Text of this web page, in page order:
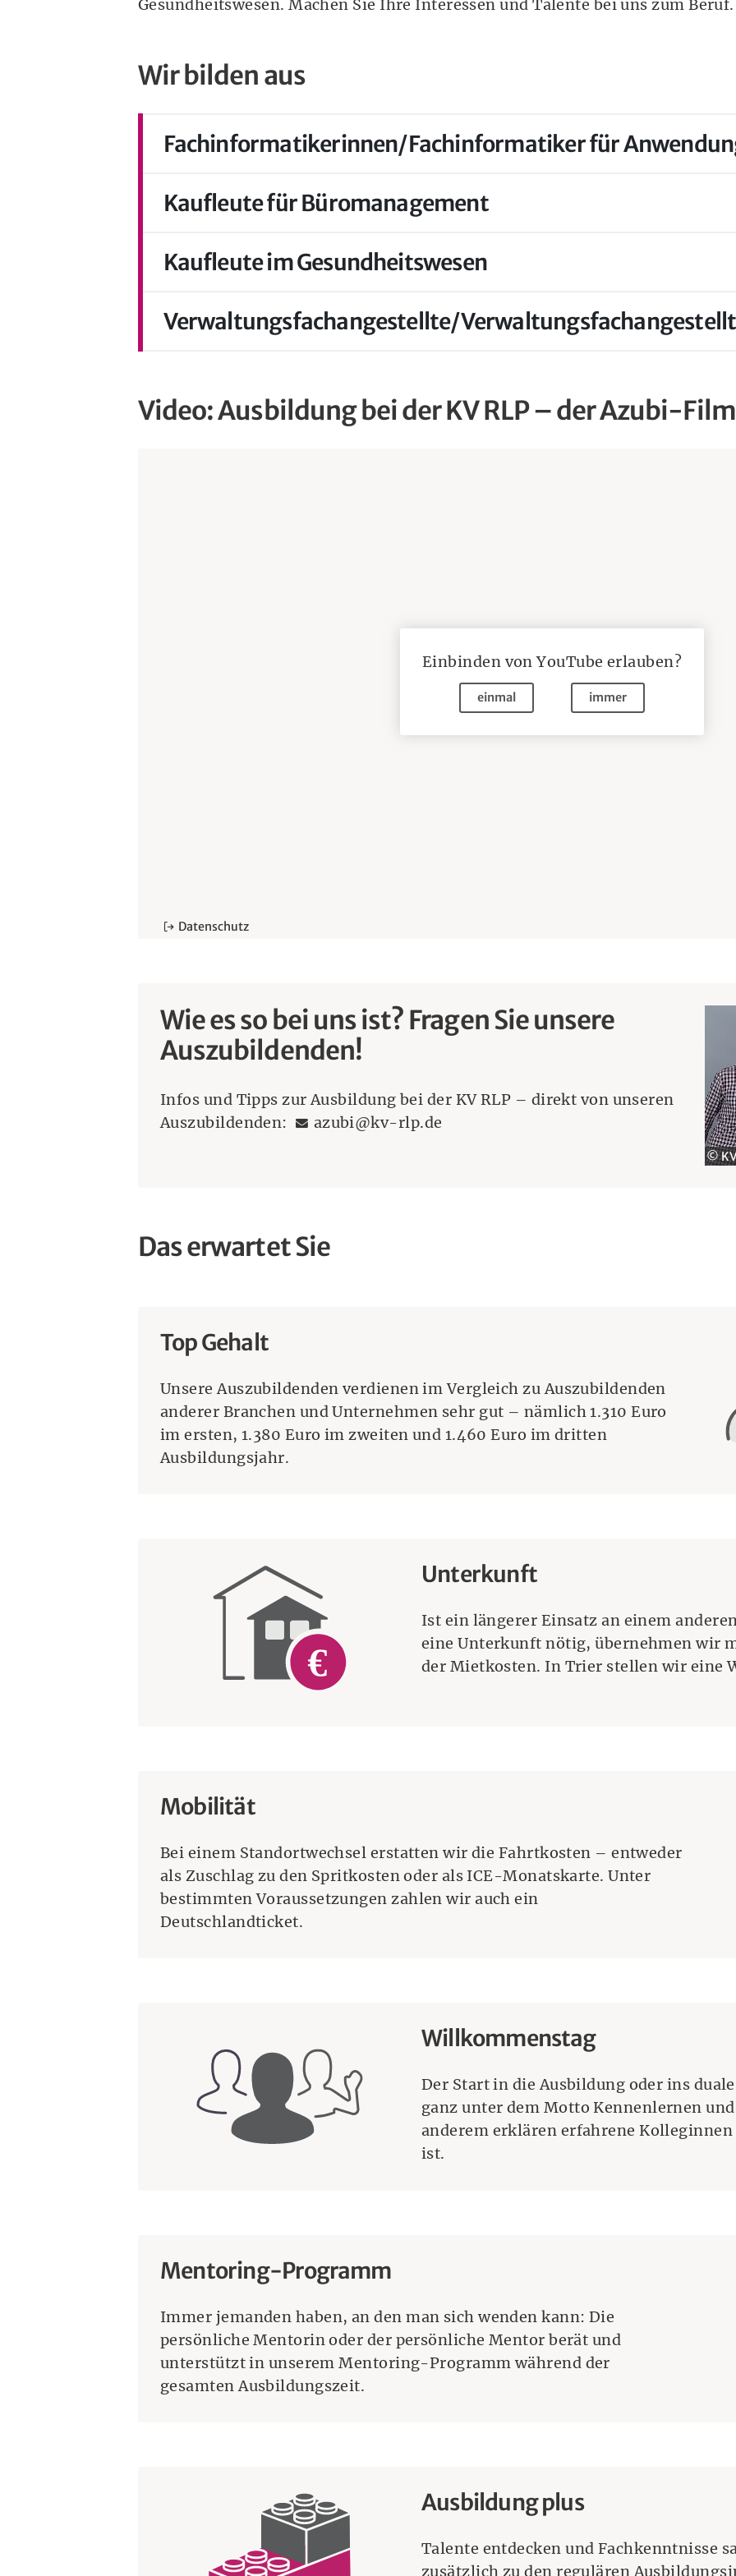
Gesundheitswesen. Machen Sie Ihre Interessen und Talente bei uns zum Beruf.
Wir bilden aus
Fachinformatikerinnen/Fachinformatiker für
Kaufleute für Büromanagement
Kaufleute im Gesundheitswesen
Verwaltungsfachangestellte/
Video: Ausbildung bei der KV RLP – der Azubi-Film
Einbinden vonYouTube erlauben?
einmal immer
Datenschutz
©
Wie es so bei uns ist? Fragen Sie unsere
Auszubildenden!
Infos und Tipps zur Ausbildung bei der KV RLP – direkt von unseren
Auszubildenden:
E-Mailadresse:
azubi@kv-rlp.de
Das erwartet Sie
Top Gehalt
Unsere Auszubildenden verdienen im Vergleich zu Auszubildenden
anderer Branchen und Unternehmen sehr gut – nämlich 1.310 Euro
im ersten, 1.380 Euro im zweiten und 1.460 Euro im dritten
Ausbildungsjahr.
Unterkunft
Ist ein längerer Einsatz an einem
eine Unterkunft nötig, übernehmen wir
der Mietkosten. In Trier stellen wir eine
Mobilität
Bei einem Standortwechsel erstatten wir die Fahrtkosten – entweder
als Zuschlag zu den Spritkosten oder als ICE-Monatskarte. Unter
bestimmten Voraussetzungen zahlen wir auch ein
Deutschlandticket.
Willkommenstag
Der Start in die Ausbildung oder ins
ganz unter dem Motto Kennenlernen
anderem erklären erfahrene
ist.
Mentoring-Programm
Immer jemanden haben, an den man sich wenden kann: Die
persönliche Mentorin oder der persönliche Mentor berät und
unterstützt in unserem Mentoring-Programm während der
gesamten Ausbildungszeit.
Ausbildung plus
Talente entdecken und Fachkenntnisse
zusätzlich zu den regulären